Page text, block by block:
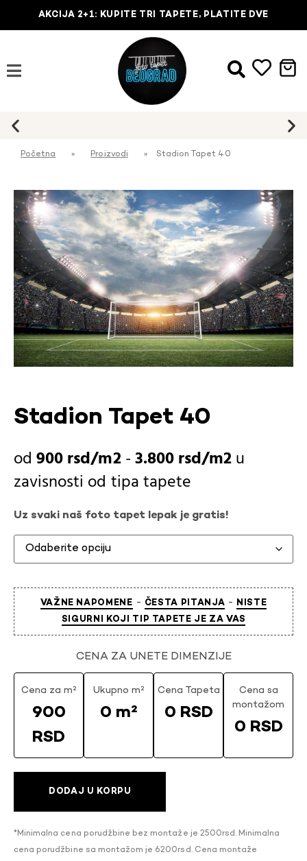
AKCIJA 2+1: KUPITE TRI TAPETE, PLATITE DVE
Početna » Proizvodi » Stadion Tapet 40
Stadion Tapet 40
900rsd -3.800rsd
u
zavisnosti od tipa tapete
Uz svaki naš foto tapet lepak je gratis!
VAŽNE NAPOMENE - ČESTA PITANJA - NISTE
SIGURNI KOJI TIP TAPETE JE ZA VAS
CENA ZA UNETE DIMENZIJE
Cena za m²
900
RSD
Ukupno m²
0 m²
Cena Tapeta
0 RSD
Cena sa
montažom
0 RSD
DODAJ U KORPU
*Minimalna cena porudžbine bez montaže je 2500rsd. Minimalna
cena porudžbine sa montažom je 6200rsd. Cena montaže